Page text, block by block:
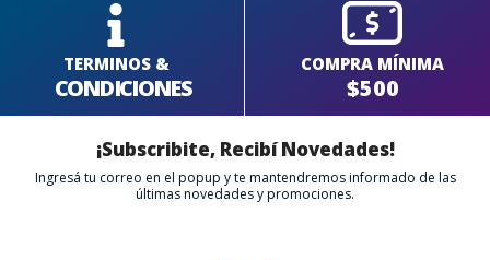
TERMINOS &
CONDICIONES
COMPRA MÍNIMA
$500
¡Subscribite, Recibí Novedades!
Ingresá tu correo en el popup y te mantendremos informado de las
últimas novedades y promociones.